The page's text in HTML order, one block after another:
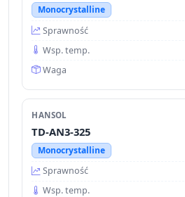
Monocrystalline
Sprawność
Wsp. temp.
Waga
HANSOL
TD-AN3-325
Monocrystalline
Sprawność
Wsp. temp.